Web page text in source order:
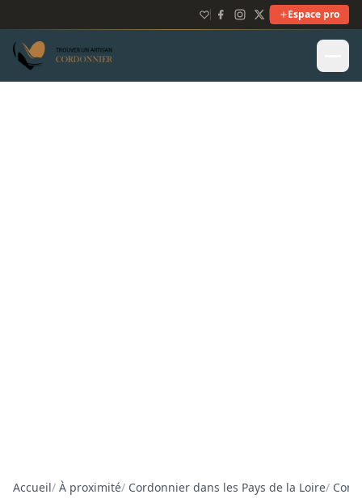
Espace pro
Accueil/ À proximité/ Cordonnier dans les Pays de la Loire/